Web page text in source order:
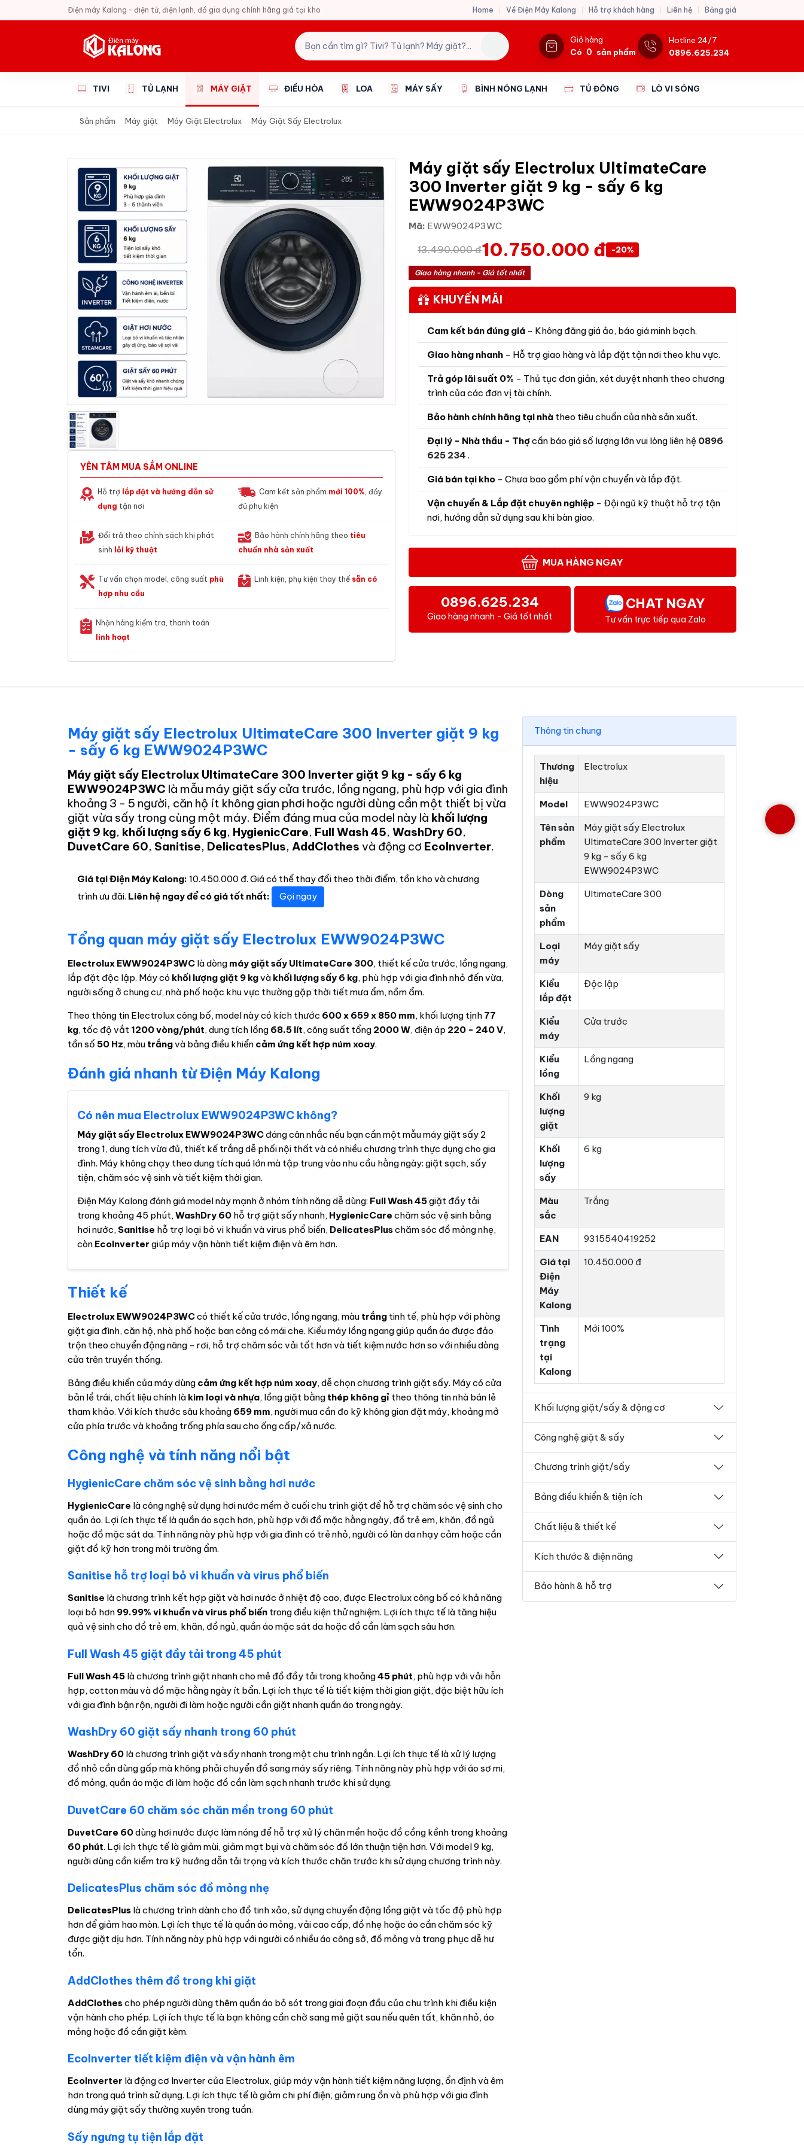
Điện máy Kalong - điện tử, điện lạnh, đồ gia dụng chính hãng giá tại kho Home Về Điện Máy Kalong Hỗ trợ khách hàng Liên hệ Bảng giá
Giỏ hàng
Có 0 sản phẩm
Hotline 24/7
0896.625.234
TIVI TỦ LẠNH MÁY GIẶT ĐIỀU HÒA LOA MÁY SẤY BÌNH NÓNG LẠNH TỦ ĐÔNG LÒ VI SÓNG
Sản phẩm Máy giặt Máy Giặt Electrolux Máy Giặt Sấy Electrolux
YÊN TÂM MUA SẮM ONLINE
Hỗ trợ lắp đặt và hướng dẫn sử
dụng tận nơi
Cam kết sản phẩm mới 100% , đầy
đủ phụ kiện
Đổi trả theo chính sách khi phát
sinh lỗi kỹ thuật
Bảo hành chính hãng theo tiêu
chuẩn nhà sản xuất
Tư vấn chọn model, công suất phù
hợp nhu cầu
Linh kiện, phụ kiện thay thế sẵn có
Nhận hàng kiểm tra, thanh toán
linh hoạt
Máy giặt sấy Electrolux UltimateCare
300 Inverter giặt 9 kg - sấy 6 kg
EWW9024P3WC
Mã: EWW9024P3WC
13.490.000 đ10.750.000 đ -20%
Giao hàng nhanh - Giá tốt nhất
KHUYẾN MÃI
Cam kết bán đúng giá - Không đăng giá ảo, báo giá minh bạch.
Giao hàng nhanh - Hỗ trợ giao hàng và lắp đặt tận nơi theo khu vực.
Trả góp lãi suất 0% - Thủ tục đơn giản, xét duyệt nhanh theo chương
trình của các đơn vị tài chính.
Bảo hành chính hãng tại nhà theo tiêu chuẩn của nhà sản xuất.
Đại lý - Nhà thầu - Thợcần báo giá số lượng lớn vui lòng liên hệ 0896
625 234.
Giá bán tại kho - Chưa bao gồm phí vận chuyển và lắp đặt.
Vận chuyển & Lắp đặt chuyên nghiệp - Đội ngũ kỹ thuật hỗ trợ tận
nơi, hướng dẫn sử dụng sau khi bàn giao.
MUA HÀNG NGAY
0896.625.234
Giao hàng nhanh - Giá tốt nhất
CHAT NGAY
Tư vấn trực tiếp qua Zalo
Máy giặt sấy Electrolux UltimateCare 300 Inverter giặt 9 kg
- sấy 6 kg EWW9024P3WC
Máy giặt sấy Electrolux UltimateCare 300 Inverter giặt 9 kg - sấy 6 kg
EWW9024P3WC là mẫu máy giặt sấy cửa trước, lồng ngang, phù hợp với gia đình
khoảng 3 - 5 người, căn hộ ít không gian phơi hoặc người dùng cần một thiết bị vừa
giặt vừa sấy trong cùng một máy. Điểm đáng mua của model này là khối lượng
giặt 9 kg, khối lượng sấy 6 kg, HygienicCare, Full Wash 45,WashDry 60,
DuvetCare 60, Sanitise, DelicatesPlus,AddClothes và động cơ EcoInverter.
Giá tại Điện Máy Kalong: 10.450.000 đ. Giá có thể thay đổi theo thời điểm, tồn kho và chương
trình ưu đãi. Liên hệ ngay để có giá tốt nhất: Gọi ngay
Tổng quan máy giặt sấy Electrolux EWW9024P3WC
Electrolux EWW9024P3WC là dòng máy giặt sấy UltimateCare 300, thiết kế cửa trước, lồng ngang,
lắp đặt độc lập. Máy có khối lượng giặt 9 kgvà khối lượng sấy 6 kg, phù hợp với gia đình nhỏ đến vừa,
người sống ở chung cư, nhà phố hoặc khu vực thường gặp thời tiết mưa ẩm, nồm ẩm.
Theo thông tin Electrolux công bố, model này có kích thước 600 x 659 x 850 mm, khối lượng tịnh 77
kg, tốc độ vắt1200 vòng/phút, dung tích lồng 68.5 lít, công suất tổng 2000 W, điện áp 220 - 240 V,
tần số 50 Hz, màu trắngvà bảng điều khiển cảm ứng kết hợp núm xoay.
Đánh giá nhanh từ Điện Máy Kalong
Có nên mua Electrolux EWW9024P3WC không?
Máy giặt sấy Electrolux EWW9024P3WC đáng cân nhắc nếu bạn cần một mẫu máy giặt sấy 2
trong 1, dung tích vừa đủ, thiết kế trắng dễ phối nội thất và có nhiều chương trình thực dụng cho gia
đình. Máy không chạy theo dung tích quá lớn mà tập trung vào nhu cầu hằng ngày: giặt sạch, sấy
tiện, chăm sóc vệ sinh và tiết kiệm thời gian.
Điện Máy Kalong đánh giá model này mạnh ở nhóm tính năng dễ dùng: Full Wash 45giặt đầy tải
trong khoảng 45 phút,WashDry 60 hỗ trợ giặt sấy nhanh, HygienicCare chăm sóc vệ sinh bằng
hơi nước, Sanitise hỗ trợ loại bỏ vi khuẩn và virus phổ biến, DelicatesPluschăm sóc đồ mỏng nhẹ,
còn EcoInverter giúp máy vận hành tiết kiệm điện và êm hơn.
Thiết kế
Electrolux EWW9024P3WCcó thiết kế cửa trước, lồng ngang, màu trắng tinh tế, phù hợp với phòng
giặt gia đình, căn hộ, nhà phố hoặc ban công có mái che. Kiểu máy lồng ngang giúp quần áo được đảo
trộn theo chuyển động nâng - rơi, hỗ trợ chăm sóc vải tốt hơn và tiết kiệm nước hơn so với nhiều dòng
cửa trên truyền thống.
Bảng điều khiển của máy dùng cảm ứng kết hợp núm xoay, dễ chọn chương trình giặt sấy. Máy có cửa
bản lề trái, chất liệu chính là kim loại và nhựa, lồng giặt bằng thép không gỉ theo thông tin nhà bán lẻ
tham khảo. Với kích thước sâu khoảng 659 mm, người mua cần đo kỹ không gian đặt máy, khoảng mở
cửa phía trước và khoảng trống phía sau cho ống cấp/xả nước.
Công nghệ và tính năng nổi bật
HygienicCare chăm sóc vệ sinh bằng hơi nước
HygienicCare là công nghệ sử dụng hơi nước mềm ở cuối chu trình giặt để hỗ trợ chăm sóc vệ sinh cho
quần áo. Lợi ích thực tế là quần áo sạch hơn, phù hợp với đồ mặc hằng ngày, đồ trẻ em, khăn, đồ ngủ
hoặc đồ mặc sát da. Tính năng này phù hợp với gia đình có trẻ nhỏ, người có làn da nhạy cảm hoặc cần
giặt đồ kỹ hơn trong môi trường ẩm.
Sanitise hỗ trợ loại bỏ vi khuẩn và virus phổ biến
Sanitise là chương trình kết hợp giặt và hơi nước ở nhiệt độ cao, được Electrolux công bố có khả năng
loại bỏ hơn 99.99% vi khuẩn và virus phổ biến trong điều kiện thử nghiệm. Lợi ích thực tế là tăng hiệu
quả vệ sinh cho đồ trẻ em, khăn, đồ ngủ, quần áo mặc sát da hoặc đồ cần làm sạch sâu hơn.
Full Wash 45 giặt đầy tải trong 45 phút
Full Wash 45 là chương trình giặt nhanh cho mẻ đồ đầy tải trong khoảng45 phút, phù hợp với vải hỗn
hợp, cotton màu và đồ mặc hằng ngày ít bẩn. Lợi ích thực tế là tiết kiệm thời gian giặt, đặc biệt hữu ích
với gia đình bận rộn, người đi làm hoặc người cần giặt nhanh quần áo trong ngày.
WashDry 60 giặt sấy nhanh trong 60 phút
WashDry 60 là chương trình giặt và sấy nhanh trong một chu trình ngắn. Lợi ích thực tế là xử lý lượng
đồ nhỏ cần dùng gấp mà không phải chuyển đồ sang máy sấy riêng. Tính năng này phù hợp với áo sơ mi,
đồ mỏng, quần áo mặc đi làm hoặc đồ cần làm sạch nhanh trước khi sử dụng.
DuvetCare 60 chăm sóc chăn mền trong 60 phút
DuvetCare 60dùng hơi nước được làm nóng để hỗ trợ xử lý chăn mền hoặc đồ cồng kềnh trong khoảng
60 phút. Lợi ích thực tế là giảm mùi, giảm mạt bụi và chăm sóc đồ lớn thuận tiện hơn. Với model 9 kg,
người dùng cần kiểm tra kỹ hướng dẫn tải trọng và kích thước chăn trước khi sử dụng chương trình này.
DelicatesPlus chăm sóc đồ mỏng nhẹ
DelicatesPlus là chương trình dành cho đồ tinh xảo, sử dụng chuyển động lồng giặt và tốc độ phù hợp
hơn để giảm hao mòn. Lợi ích thực tế là quần áo mỏng, vải cao cấp, đồ nhẹ hoặc áo cần chăm sóc kỹ
được giặt dịu hơn. Tính năng này phù hợp với người có nhiều áo công sở, đồ mỏng và trang phục dễ hư
tổn.
AddClothes thêm đồ trong khi giặt
AddClothescho phép người dùng thêm quần áo bỏ sót trong giai đoạn đầu của chu trình khi điều kiện
vận hành cho phép. Lợi ích thực tế là bạn không cần chờ sang mẻ giặt sau nếu quên tất, khăn nhỏ, áo
mỏng hoặc đồ cần giặt kèm.
EcoInverter tiết kiệm điện và vận hành êm
EcoInverter là động cơ Inverter của Electrolux, giúp máy vận hành tiết kiệm năng lượng, ổn định và êm
hơn trong quá trình sử dụng. Lợi ích thực tế là giảm chi phí điện, giảm rung ồn và phù hợp với gia đình
dùng máy giặt sấy thường xuyên trong tuần.
Sấy ngưng tụ tiện lắp đặt
Thông tin chung
Thương
hiệu
Electrolux
Model EWW9024P3WC
Tên sản
phẩm
Máy giặt sấy Electrolux
UltimateCare 300 Inverter giặt
9 kg - sấy 6 kg
EWW9024P3WC
Dòng
sản
phẩm
UltimateCare 300
Loại
máy
Máy giặt sấy
Kiểu
lắp đặt
Độc lập
Kiểu
máy
Cửa trước
Kiểu
lồng
Lồng ngang
Khối
lượng
giặt
9 kg
Khối
lượng
sấy
6 kg
Màu
sắc
Trắng
EAN 9315540419252
Giá tại
Điện
Máy
Kalong
10.450.000 đ
Tình
trạng
tại
Kalong
Mới 100%
Khối lượng giặt/sấy & động cơ
Công nghệ giặt & sấy
Chương trình giặt/sấy
Bảng điều khiển & tiện ích
Chất liệu & thiết kế
Kích thước & điện năng
Bảo hành & hỗ trợ